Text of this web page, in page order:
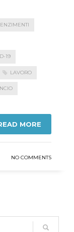
19
LAVORO
MORE
NO COMMENTS